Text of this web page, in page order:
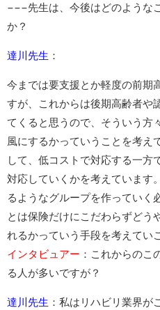
−−−先生は、今後はどのような
か？
達川先生 ：
今までは要支援とか軽度の前期
すが、これからは後期高齢者や
てくると思うので、そういう方
風にするかっていうことを考え
して、低コストで対応する一方
対応していくかを考えています
るようなグループを作っていく
とは保険だけにこだわらずどう
れるかっていう手段を考えてい
インタビュアー ：これからのこ
る人が多いですが？
達川先生 ：私はリハビリ業界が